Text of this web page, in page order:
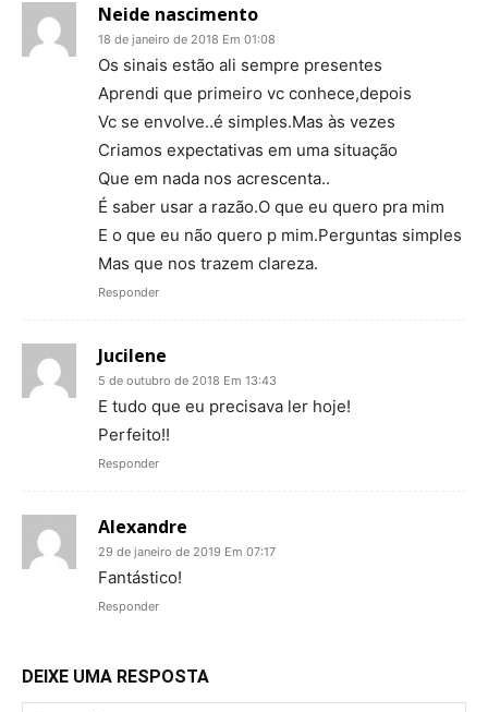
Neide nascimento
18 de janeiro de 2018 Em 01:08
Os sinais estão ali sempre presentes
Aprendi que primeiro vc conhece,depois
Vc se envolve..é simples.Mas às vezes
Criamos expectativas em uma situação
Que em nada nos acrescenta..
É saber usar a razão.O que eu quero pra mim
E o que eu não quero p mim.Perguntas simples
Mas que nos trazem clareza.
Responder
Jucilene
5 de outubro de 2018 Em 13:43
E tudo que eu precisava ler hoje!
Perfeito!!
Responder
Alexandre
29 de janeiro de 2019 Em 07:17
Fantástico!
Responder
DEIXE UMA RESPOSTA